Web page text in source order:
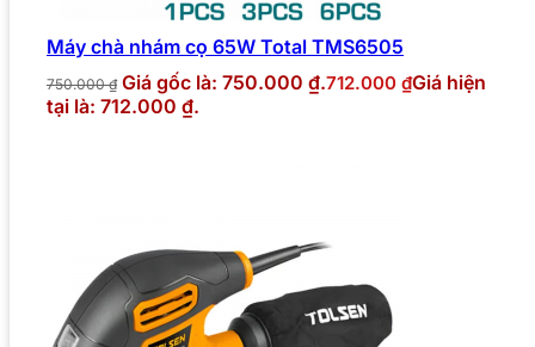
Máy chà nhám cọ 65W Total TMS6505
750.000₫ Giá gốc là: 750.000 ₫.712.000 ₫Giá hiện
tại là: 712.000 ₫.